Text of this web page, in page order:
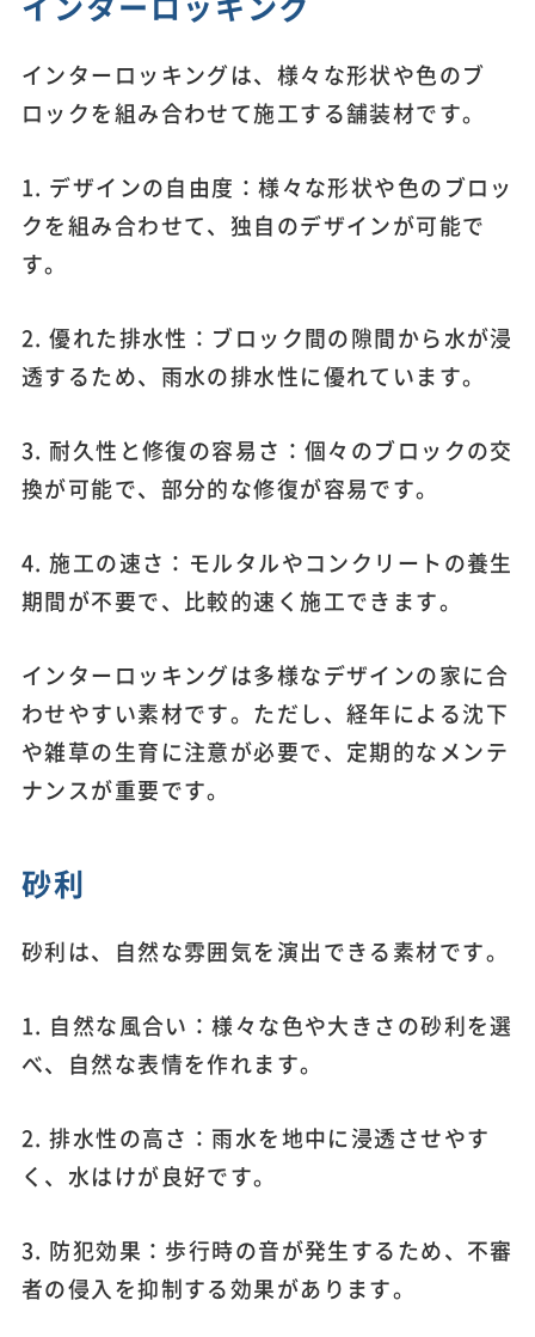
インターロッキングは、様々な形状や色のブ
ロックを組み合わせて施工する舗装材です。
1. デザインの自由度：様々な形状や色のブロッ
クを組み合わせて、独自のデザインが可能で
す。
2. 優れた排水性：ブロック間の隙間から水が浸
透するため、雨水の排水性に優れています。
3. 耐久性と修復の容易さ：個々のブロックの交
換が可能で、部分的な修復が容易です。
4. 施工の速さ：モルタルやコンクリートの養生
期間が不要で、比較的速く施工できます。
インターロッキングは多様なデザインの家に合
わせやすい素材です。ただし、経年による沈下
や雑草の生育に注意が必要で、定期的なメンテ
ナンスが重要です。
砂利
砂利は、自然な雰囲気を演出できる素材です。
1. 自然な風合い：様々な色や大きさの砂利を選
べ、自然な表情を作れます。
2. 排水性の高さ：雨水を地中に浸透させやす
く、水はけが良好です。
3. 防犯効果：歩行時の音が発生するため、不審
者の侵入を抑制する効果があります。